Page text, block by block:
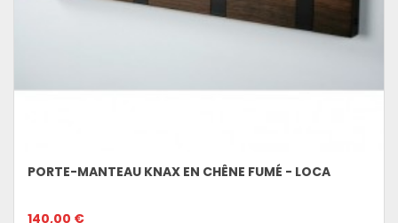
PORTE-MANTEAU KNAX EN CHÊNE FUMÉ - LOCA
140,00 €